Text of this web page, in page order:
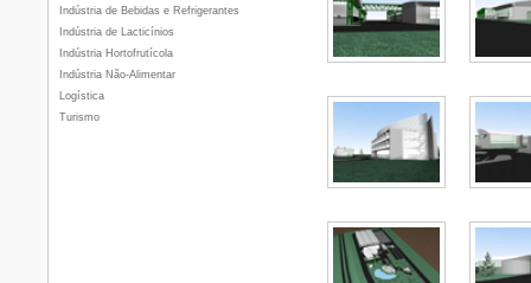
Indústria de Bebidas e Refrigerantes
Indústria de Lacticínios
Indústria Hortofrutícola
Indústria Não-Alimentar
Logística
Turismo